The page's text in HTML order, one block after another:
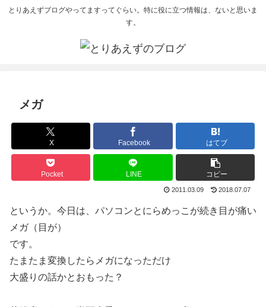
とりあえずブログやってますってぐらい。特に役に立つ情報は、ないと思いま
す。
メガ
X Facebook はてブ
Pocket LINE コピー
2011.03.09 2018.07.07
というか。今日は、パソコンとにらめっこが続き目が痛い
メガ（目が）
です。
たまたま変換したらメガになっただけ
大盛りの話かとおもった？